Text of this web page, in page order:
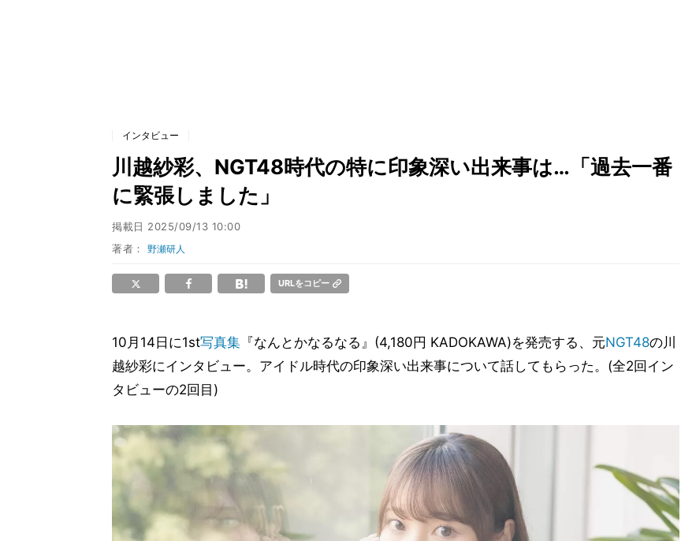
インタビュー
川越紗彩、NGT48時代の特に印象深い出来事は…「過去一番
に緊張しました」
掲載日 2025/09/13 10:00
著者：野瀬研人
URLをコピー
10月14日に1st写真集 『なんとかなるなる』(4,180円 KADOKAWA)を発売する、元NGT48の川
越紗彩にインタビュー。アイドル時代の印象深い出来事について話してもらった。(全2回イン
タビューの2回目)